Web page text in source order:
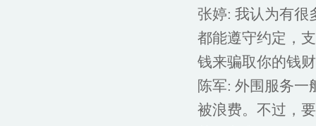
张婷: 我认为有很
都能遵守约定，
钱来骗取你的钱
陈军: 外围服务一
被浪费。不过，